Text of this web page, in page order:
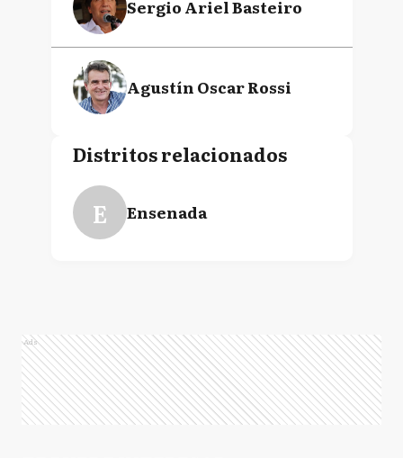
Sergio Ariel Basteiro
Agustín Oscar Rossi
Distritos relacionados
E Ensenada
Ads